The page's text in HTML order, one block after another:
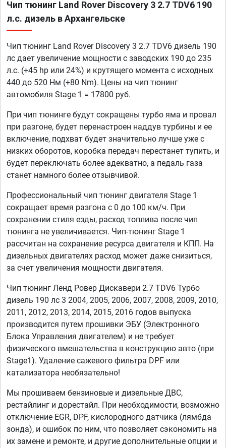
Чип тюнинг Land Rover Discovery 3 2.7 TDV6 190
л.с. дизель в Архангельске
Чип тюнинг Land Rover Discovery 3 2.7 TDV6 дизель 190
лс дает увеличение мощности с заводских 190 до 235
л.с. (+45 hp или 24%) и крутящего момента с исходных
440 до 520 Нм (+80 Nm). Цены на чип тюнинг
автомобиля Stage 1 = 17800 руб.
При чип тюнинге будут сокращены турбо яма и провал
при разгоне, будет перенастроен наддув турбины и ее
включение, подхват будет значительно лучше уже с
низких оборотов, коробка передач перестанет тупить, и
будет переключать более адекватно, а педаль газа
станет намного более отзывчивой.
Профессиональный чип тюнинг двигателя Stage 1
сокращает время разгона с 0 до 100 км/ч. При
сохранении стиля езды, расход топлива после чип
тюнинга не увеличивается. Чип-тюнинг Stage 1
рассчитан на сохранение ресурса двигателя и КПП. На
дизельных двигателях расход может даже снизиться,
за счет увеличения мощности двигателя.
Чип тюнинг Ленд Ровер Дискавери 2.7 TDV6 Турбо
дизель 190 лс 3 2004, 2005, 2006, 2007, 2008, 2009, 2010,
2011, 2012, 2013, 2014, 2015, 2016 годов выпуска
производится путем прошивки ЭБУ (Электронного
Блока Управления двигателем) и не требует
физического вмешательства в конструкцию авто (при
Stage1). Удаление сажевого фильтра DPF или
катализатора необязательно!
Мы прошиваем бензиновые и дизельные ДВС,
рестайлинг и дорестайл. При необходимости, возможно
отключение EGR, DPF, кислородного датчика (лямбда
зонда), и ошибок по ним, что позволяет сэкономить на
их замене и ремонте, и другие дополнительные опции и